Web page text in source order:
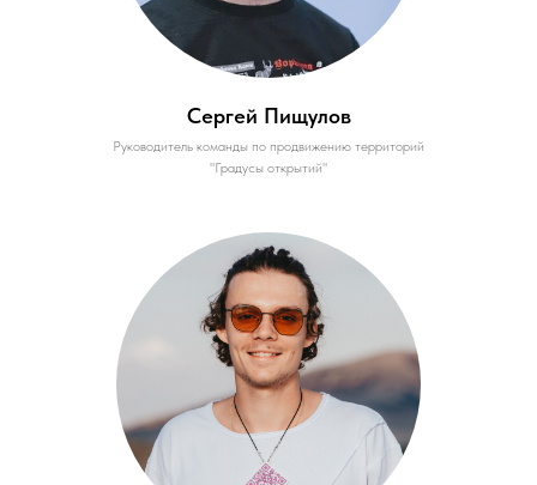
Сергей Пищулов
Руководитель команды по продвижению территорий
"Градусы открытий"